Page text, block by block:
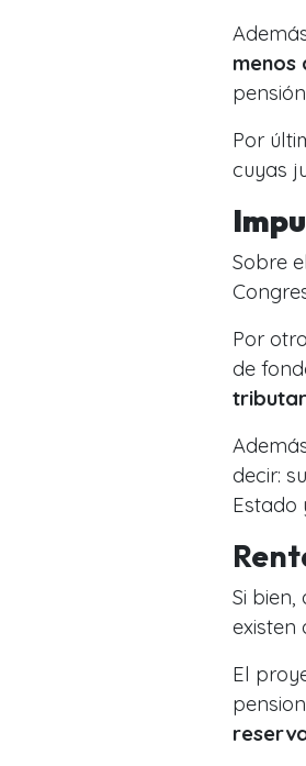
menos
Por
cuyas
Sobre
Por
de
tributar
decir:
Estado
Si
existen
El